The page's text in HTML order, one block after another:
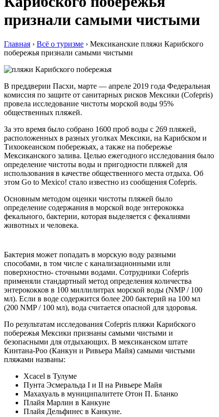
признали самыми чистыми
Главная › Всё о туризме › Мексиканские пляжи Карибского
побережья признали самыми чистыми
В преддверии Пасхи, марте — апреле 2019 года Федеральная
комиссия по защите от санитарных рисков Мексики (Cofepris)
провела исследование чистоты морской воды 95%
общественных пляжей.
За это время было собрано 1600 проб воды с 269 пляжей,
расположенных в разных уголках Мексики, на Карибском и
Тихоокеанском побережьях, а также на побережье
Мексиканского залива. Целью ежегодного исследования было
определение чистоты воды и пригодности пляжей для
использования в качестве общественного места отдыха. Об
этом Go to Mexico! стало известно из сообщения Cofepris.
Основным методом оценки чистоты пляжей было
определение содержания в морской воде энтерококка
фекального, бактерии, которая выделяется с фекалиями
животных и человека.
Бактерия может попадать в морскую воду разными
способами, в том числе с канализационными или
поверхностно- сточными водами. Сотрудники Cofepris
применяли стандартный метод определения количества
энтерококков в 100 миллилитрах морской воды (NMP / 100
мл). Если в воде содержится более 200 бактерий на 100 мл
(200 NMP / 100 мл), вода считается опасной для здоровья.
По результатам исследования Cofepris пляжи Карибского
побережья Мексики признаны самыми чистыми и
безопасными для отдыхающих. В мексиканском штате
Кинтана-Роо (Канкун и Ривьера Майя) самыми чистыми
пляжами названы:
Xcacel в Тулуме
Пунта Эсмеральда I и II на Ривьере Майя
Махахуаль в муниципалитете Отон П. Бланко
Плайя Марлин в Канкуне
Плайя Дельфинес в Канкуне.